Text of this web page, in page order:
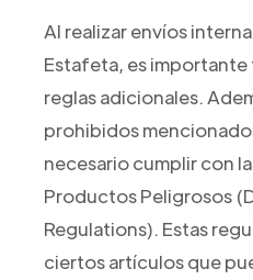
Al realizar envíos
Estafeta, es
reglas adicionales.
prohibidos
necesario cumplir con
Productos Peligrosos
Regulations). Estas
ciertos artículos que